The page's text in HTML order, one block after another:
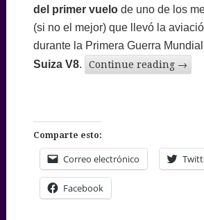
del primer vuelode uno de los
(si no el mejor) que llevó la
durante la Primera Guerra
Suiza V8. Continue reading →
Comparte esto:
Correo electrónico
Facebook